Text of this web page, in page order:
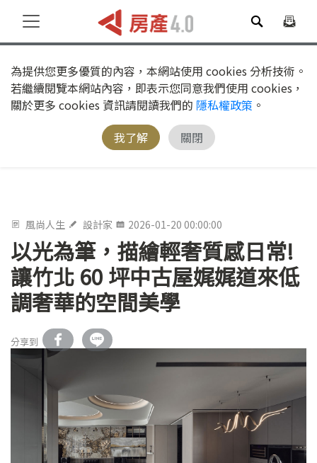
為提供您更多優質的內容，本網站使用 cookies 分析技術。
若繼續閱覽本網站內容，即表示您同意我們使用 cookies，
關於更多 cookies 資訊請閱讀我們的 隱私權政策 。
我了解
關閉
風尚人生 設計家 2026-01-20 00:00:00
以光為筆，描繪輕奢質感日常!
讓竹北 60 坪中古屋娓娓道來低
調奢華的空間美學
分享到